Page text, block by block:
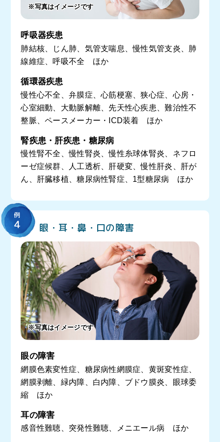
※写真はイメージです
呼吸器疾患
肺結核、じん肺、気管支喘息、慢性気管支炎、肺
線維症、呼吸不全 ほか
循環器疾患
慢性心不全、弁膜症、心筋梗塞、狭心症、心房・
心室細動、大動脈解離、先天性心疾患、難治性不
整脈、ペースメーカー・ICD装着 ほか
腎疾患・肝疾患・糖尿病
慢性腎不全、慢性腎炎、慢性糸球体腎炎、ネフロ
ーゼ症候群、人工透析、肝硬変、慢性肝炎、肝が
ん、肝臓移植、糖尿病性腎症、1型糖尿病 ほか
例
4 眼・耳・鼻・口の障害
※写真はイメージです
眼の障害
網膜色素変性症、糖尿病性網膜症、黄斑変性症、
網膜剥離、緑内障、白内障、ブドウ膜炎、眼球委
縮 ほか
耳の障害
感音性難聴、突発性難聴、メニエール病 ほか